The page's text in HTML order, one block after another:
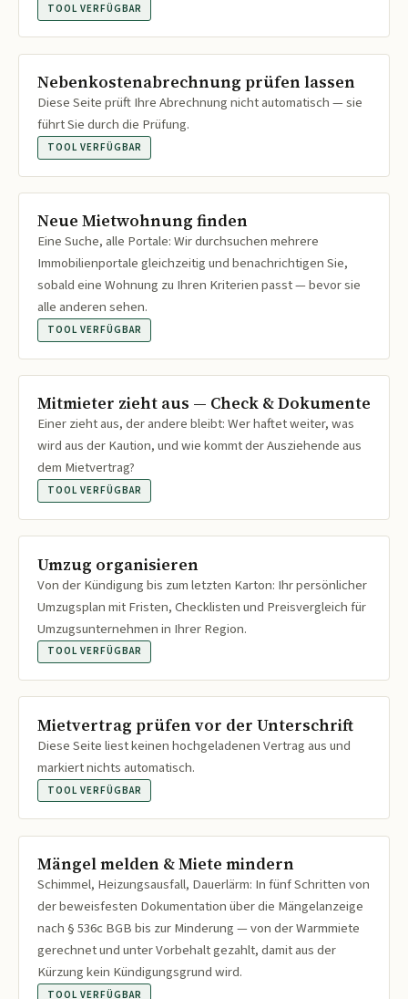
TOOL VERFÜGBAR
Nebenkostenabrechnung prüfen lassen
Diese Seite prüft Ihre Abrechnung nicht automatisch — sie
führt Sie durch die Prüfung.
TOOL VERFÜGBAR
Neue Mietwohnung finden
Eine Suche, alle Portale: Wir durchsuchen mehrere
Immobilienportale gleichzeitig und benachrichtigen Sie,
sobald eine Wohnung zu Ihren Kriterien passt — bevor sie
alle anderen sehen.
TOOL VERFÜGBAR
Mitmieter zieht aus — Check & Dokumente
Einer zieht aus, der andere bleibt: Wer haftet weiter, was
wird aus der Kaution, und wie kommt der Ausziehende aus
dem Mietvertrag?
TOOL VERFÜGBAR
Umzug organisieren
Von der Kündigung bis zum letzten Karton: Ihr persönlicher
Umzugsplan mit Fristen, Checklisten und Preisvergleich für
Umzugsunternehmen in Ihrer Region.
TOOL VERFÜGBAR
Mietvertrag prüfen vor der Unterschrift
Diese Seite liest keinen hochgeladenen Vertrag aus und
markiert nichts automatisch.
TOOL VERFÜGBAR
Mängel melden & Miete mindern
Schimmel, Heizungsausfall, Dauerlärm: In fünf Schritten von
der beweisfesten Dokumentation über die Mängelanzeige
nach § 536c BGB bis zur Minderung — von der Warmmiete
gerechnet und unter Vorbehalt gezahlt, damit aus der
Kürzung kein Kündigungsgrund wird.
TOOL VERFÜGBAR